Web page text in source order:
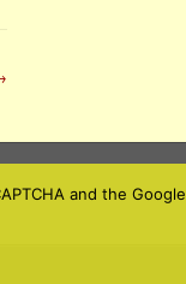
and the Google